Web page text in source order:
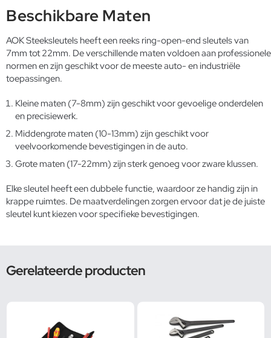
Beschikbare Maten
AOK Steeksleutels heeft een reeks ring-open-end sleutels van
7mm tot 22mm. De verschillende maten voldoen aan professionele
normen en zijn geschikt voor de meeste auto- en industriële
toepassingen.
Kleine maten (7-8mm) zijn geschikt voor gevoelige onderdelen
en precisiewerk.
Middengrote maten (10-13mm) zijn geschikt voor
veelvoorkomende bevestigingen in de auto.
Grote maten (17-22mm) zijn sterk genoeg voor zware klussen.
Elke sleutel heeft een dubbele functie, waardoor ze handig zijn in
krappe ruimtes. De maatverdelingen zorgen ervoor dat je de juiste
sleutel kunt kiezen voor specifieke bevestigingen.
Gerelateerde producten